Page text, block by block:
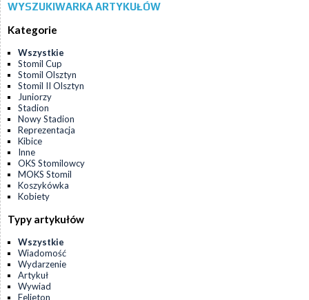
WYSZUKIWARKA ARTYKUŁÓW
Kategorie
Wszystkie
Stomil Cup
Stomil Olsztyn
Stomil II Olsztyn
Juniorzy
Stadion
Nowy Stadion
Reprezentacja
Kibice
Inne
OKS Stomilowcy
MOKS Stomil
Koszykówka
Kobiety
Typy artykułów
Wszystkie
Wiadomość
Wydarzenie
Artykuł
Wywiad
Felieton